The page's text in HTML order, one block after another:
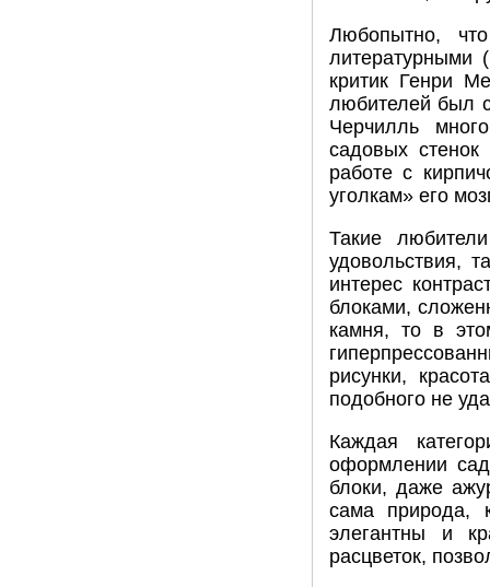
Любопытно,
литературными
критик Генри
любителей был
Черчилль
садовых
работе с
уголкам» его
Такие
удовольствия,
интерес
блоками,
камня, то в
рисунки,
подобного не
Каждая
оформлении
блоки, даже
сама природа,
элегантны и
расцветок,